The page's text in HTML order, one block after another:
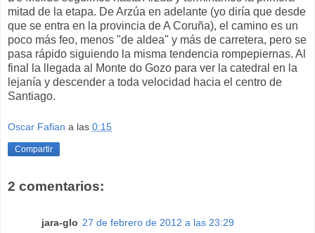
mitad de la etapa. De Arzúa en adelante (yo diría que desde
que se entra en la provincia de A Coruña), el camino es un
poco más feo, menos "de aldea" y más de carretera, pero se
pasa rápido siguiendo la misma tendencia rompepiernas. Al
final la llegada al Monte do Gozo para ver la catedral en la
lejanía y descender a toda velocidad hacia el centro de
Santiago.
Oscar Fafian a las 0:15
Compartir
2 comentarios:
jara-glo 27 de febrero de 2012 a las 23:29